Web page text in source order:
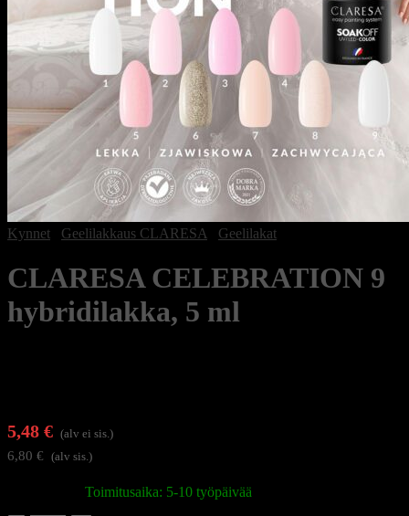
Kynnet Geelilakkaus CLARESA Geelilakat
CLARESA CELEBRATION 9
hybridilakka, 5 ml
5,48 € (alv ei sis.)
6,80 € (alv sis.)
Toimitusaika: 5-10 työpäivää